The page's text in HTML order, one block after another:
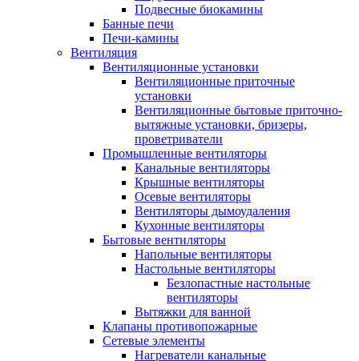
Подвесные биокамины
Банные печи
Печи-камины
Вентиляция
Вентиляционные установки
Вентиляционные приточные
установки
Вентиляционные бытовые приточно-
вытяжные установки, бризеры,
проветриватели
Промышленные вентиляторы
Канальные вентиляторы
Крышные вентиляторы
Осевые вентиляторы
Вентиляторы дымоудаления
Кухонные вентиляторы
Бытовые вентиляторы
Напольные вентиляторы
Настольные вентиляторы
Безлопастные настольные
вентиляторы
Вытяжки для ванной
Клапаны противопожарные
Сетевые элементы
Нагреватели канальные